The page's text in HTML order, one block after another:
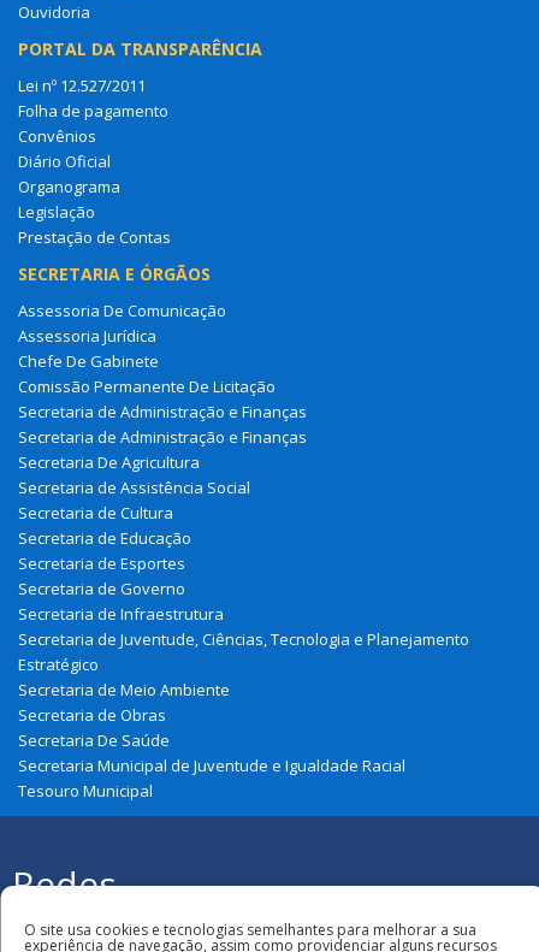
Ouvidoria
PORTAL DA TRANSPARÊNCIA
Lei nº 12.527/2011
Folha de pagamento
Convênios
Diário Oficial
Organograma
Legislação
Prestação de Contas
SECRETARIA E ÓRGÃOS
Assessoria De Comunicação
Assessoria Jurídica
Chefe De Gabinete
Comissão Permanente De Licitação
Secretaria de Administração e Finanças
Secretaria de Administração e Finanças
Secretaria De Agricultura
Secretaria de Assistência Social
Secretaria de Cultura
Secretaria de Educação
Secretaria de Esportes
Secretaria de Governo
Secretaria de Infraestrutura
Secretaria de Juventude, Ciências, Tecnologia e Planejamento
Estratégico
Secretaria de Meio Ambiente
Secretaria de Obras
Secretaria De Saúde
Secretaria Municipal de Juventude e Igualdade Racial
Tesouro Municipal
Redes
Sociais
Prefeitura Municipal de Cajari
O site usa cookies e tecnologias semelhantes para melhorar a sua
experiência de navegação, assim como providenciar alguns recursos